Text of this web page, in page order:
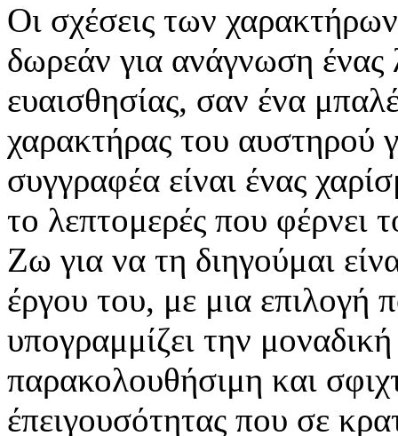
Οι σχέσεις των
δωρεάν για ανάγνωση ένας
ευαισθησίας, σαν ένα
χαρακτήρας του αυστηρού
συγγραφέα είναι ένας
το λεπτομερές που
Ζω για να τη διηγούμαι
έργου του, με μια επιλογή
υπογραμμίζει την
παρακολουθήσιμη και
έπειγουσότητας που σε